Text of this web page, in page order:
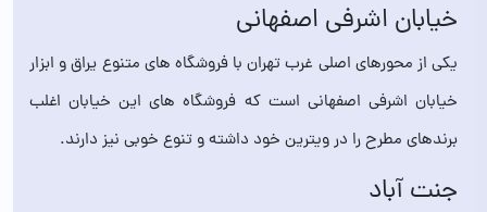
خیابان اشرفی اصفهانی
یکی از محورهای اصلی غرب تهران با فروشگاه‌ های متنوع یراق و ابزار
خیابان اشرفی اصفهانی است که فروشگاه‌ های این خیابان اغلب
برندهای مطرح را در ویترین خود داشته و تنوع خوبی نیز دارند.
جنت آباد